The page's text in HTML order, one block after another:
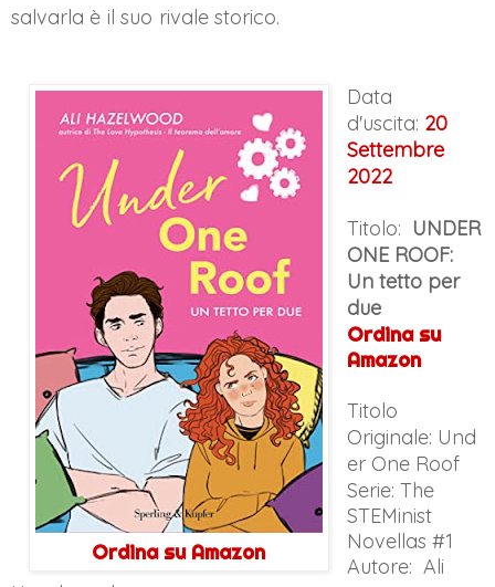
salvarla è il suo rivale storico.
Ordina su Amazon
Data
d'uscita: 20
Settembre
2022
Titolo: UNDER
ONE ROOF:
Un tetto per
due
Ordina su
Amazon
Titolo
Originale: Und
er One Roof
Serie: The
STEMinist
Novellas #1
Autore: Ali